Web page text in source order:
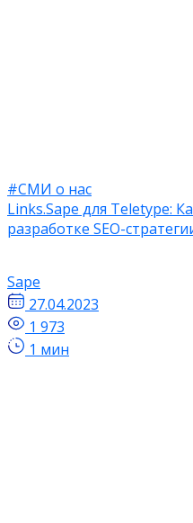
#СМИ о нас
Links.Sape для Teletype:
разработке SEO-
Sape
27.04.2023
1 973
1 мин